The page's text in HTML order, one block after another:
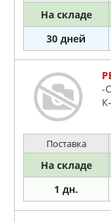
На складе
30 дней
-
Поставка
На складе
1 дн.